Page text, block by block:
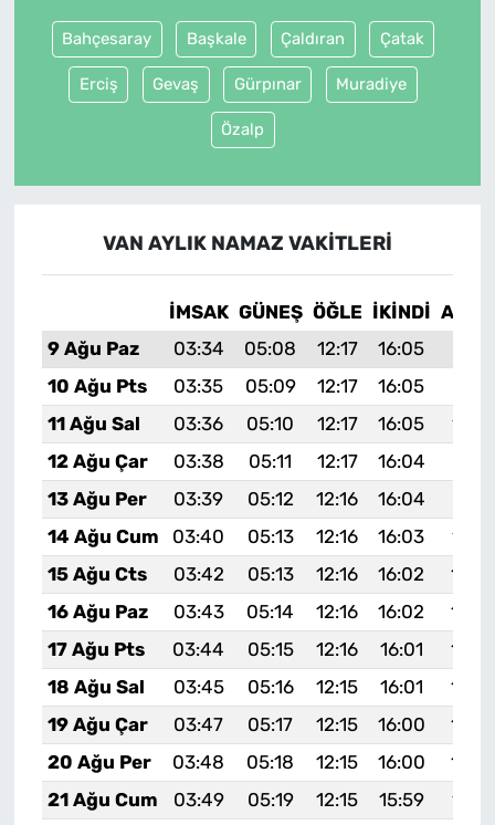
Bahçesaray Başkale Çaldıran Çatak
Erciş Gevaş Gürpınar Muradiye
Özalp
VAN AYLIK NAMAZ VAKITLERI
İMSAK GÜNEŞ ÖĞLE İKINDI
9 Ağu Paz
03:34 05:08 12:17 16:05
10 Ağu Pts
03:35 05:09 12:17 16:05
11 Ağu Sal
03:36 05:10 12:17 16:05
19:14
12 Ağu Çar
03:38 05:11 12:17 16:04
13 Ağu Per
03:39 05:12 12:16 16:04
14 Ağu Cum
03:40 05:13 12:16 16:03
19:10
15 Ağu Cts
03:42 05:13 12:16 16:02
16 Ağu Paz
03:43 05:14 12:16 16:02
17 Ağu Pts
03:44 05:15 12:16 16:01
18 Ağu Sal
03:45 05:16 12:15 16:01
19 Ağu Çar
03:47 05:17 12:15 16:00
20 Ağu Per
03:48 05:18 12:15 16:00
21 Ağu Cum
03:49 05:19 12:15 15:59
19:01